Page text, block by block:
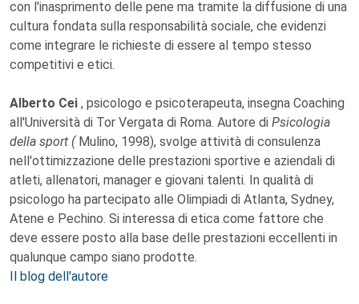
con l'inasprimento delle pene ma tramite la diffusione di una
cultura fondata sulla responsabilità sociale, che evidenzi
come integrare le richieste di essere al tempo stesso
competitivi e etici.
Alberto Cei , psicologo e psicoterapeuta, insegna Coaching
all'Università di Tor Vergata di Roma. Autore di Psicologia
della sport ( Mulino, 1998), svolge attività di consulenza
nell'ottimizzazione delle prestazioni sportive e aziendali di
atleti, allenatori, manager e giovani talenti. In qualità di
psicologo ha partecipato alle Olimpiadi di Atlanta, Sydney,
Atene e Pechino. Si interessa di etica come fattore che
deve essere posto alla base delle prestazioni eccellenti in
qualunque campo siano prodotte.
Il blog dell'autore